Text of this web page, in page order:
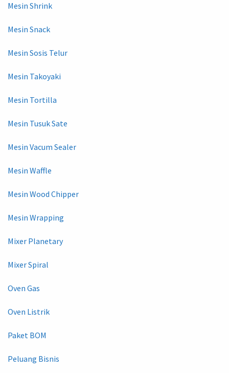
Mesin Shrink
Mesin Snack
Mesin Sosis Telur
Mesin Takoyaki
Mesin Tortilla
Mesin Tusuk Sate
Mesin Vacum Sealer
Mesin Waffle
Mesin Wood Chipper
Mesin Wrapping
Mixer Planetary
Mixer Spiral
Oven Gas
Oven Listrik
Paket BOM
Peluang Bisnis